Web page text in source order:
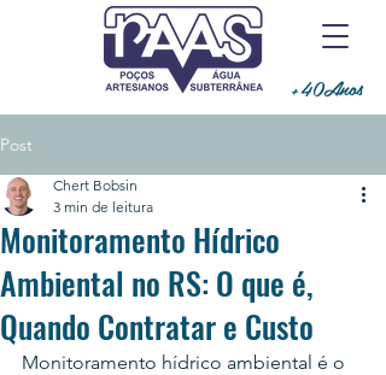
+40Anos
Post
Monitoramento Hídrico
Ambiental no RS: O que é,
Quando Contratar e Custo
Chert Bobsin
3 min de leitura
Monitoramento hídrico ambiental é o